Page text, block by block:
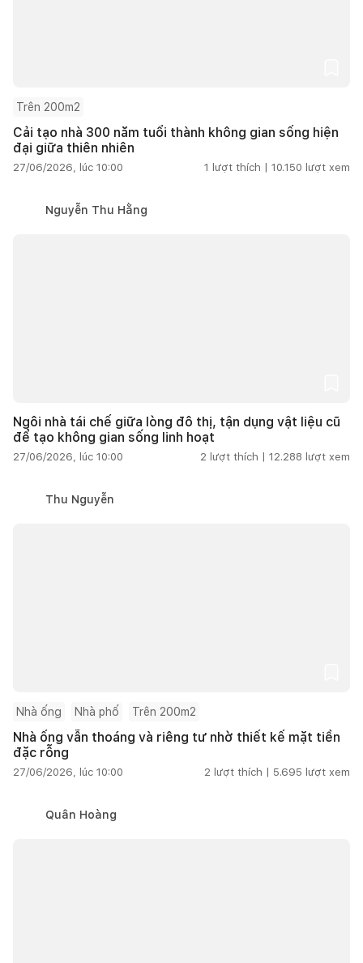
Trên 200m2
Cải tạo nhà 300 năm tuổi thành không gian sống hiện
đại giữa thiên nhiên
27/06/2026, lúc 10:00 1 lượt thích | 10.150 lượt xem
Nguyễn Thu Hằng
Ngôi nhà tái chế giữa lòng đô thị, tận dụng vật liệu cũ
để tạo không gian sống linh hoạt
27/06/2026, lúc 10:00 2 lượt thích | 12.288 lượt xem
Thu Nguyễn
Nhà ống Nhà phố Trên 200m2
Nhà ống vẫn thoáng và riêng tư nhờ thiết kế mặt tiền
đặc rỗng
27/06/2026, lúc 10:00 2 lượt thích | 5.695 lượt xem
Quân Hoàng